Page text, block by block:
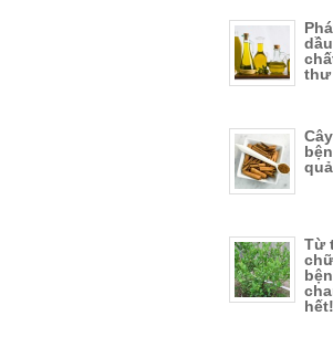
thư
quả
Từ
hết!